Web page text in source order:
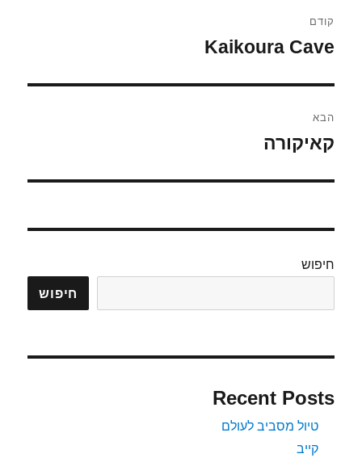
קודם
הפוסט
Kaikoura Cave
הבא
הפוסט
קאיקורה
חיפוש
חיפוש
Recent Posts
טיול מסביב לעולם
קייב